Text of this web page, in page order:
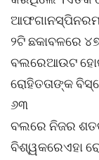
୨ଟି ଛକାବଳରେ
ବଲରେଆଉଟ
ରୋହିତତାଙ୍କ
୬୩
ବଲରେ ନିଜର
ବିଶ୍ୱକରେଏହା